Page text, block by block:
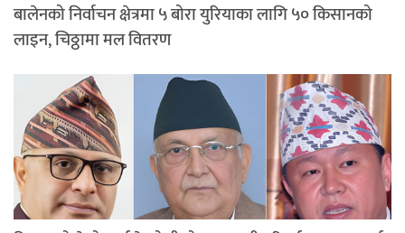
बालेनको निर्वाचन क्षेत्रमा ५ बोरा युरियाका लागि ५० किसानको
लाइन, चिठ्ठामा मल वितरण